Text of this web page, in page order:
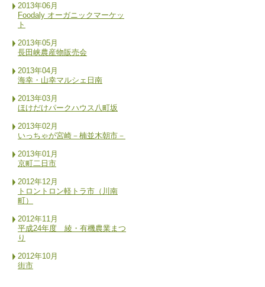
2013年06月
Foodaly オーガニックマーケッ
ト
2013年05月
長田峡農産物販売会
2013年04月
海幸・山幸マルシェ日南
2013年03月
ほけだけパークハウス八町坂
2013年02月
いっちゃが宮崎－楠並木朝市－
2013年01月
京町二日市
2012年12月
トロントロン軽トラ市（川南
町）
2012年11月
平成24年度 綾・有機農業まつ
り
2012年10月
街市